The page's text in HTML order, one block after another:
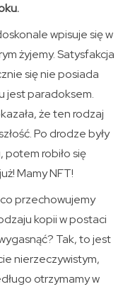
wpisuje się w
żyjemy. Satysfakcja
się nie posiada
jest paradoksem.
że ten rodzaj
Po drodze były
potem robiło się
Mamy NFT!
przechowujemy
kopii w postaci
Tak, to jest
nierzeczywistym,
otrzymamy w